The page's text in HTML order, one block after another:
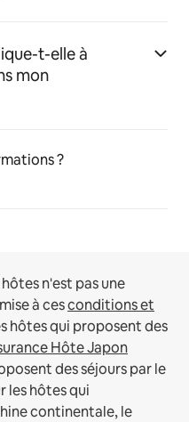
t-elle à
mon
?
n'est pas une
à cesconditions et
hôtes qui proposent des
Hôte Japon
des séjours par le
les hôtes qui
continentale, le